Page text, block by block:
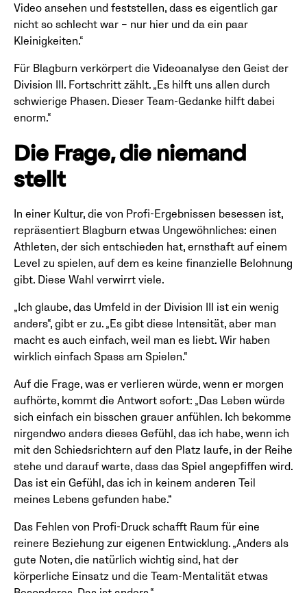
Video ansehen und feststellen, dass es eigentlich gar
nicht so schlecht war – nur hier und da ein paar
Kleinigkeiten.“
Für Blagburn verkörpert die Videoanalyse den Geist der
Division III. Fortschritt zählt. „Es hilft uns allen durch
schwierige Phasen. Dieser Team-Gedanke hilft dabei
enorm.“
Die Frage, die niemand
stellt
In einer Kultur, die von Profi-Ergebnissen besessen ist,
repräsentiert Blagburn etwas Ungewöhnliches: einen
Athleten, der sich entschieden hat, ernsthaft auf einem
Level zu spielen, auf dem es keine finanzielle Belohnung
gibt. Diese Wahl verwirrt viele.
„Ich glaube, das Umfeld in der Division III ist ein wenig
anders“, gibt er zu. „Es gibt diese Intensität, aber man
macht es auch einfach, weil man es liebt. Wir haben
wirklich einfach Spass am Spielen.“
Auf die Frage, was er verlieren würde, wenn er morgen
aufhörte, kommt die Antwort sofort: „Das Leben würde
sich einfach ein bisschen grauer anfühlen. Ich bekomme
nirgendwo anders dieses Gefühl, das ich habe, wenn ich
mit den Schiedsrichtern auf den Platz laufe, in der Reihe
stehe und darauf warte, dass das Spiel angepfiffen wird.
Das ist ein Gefühl, das ich in keinem anderen Teil
meines Lebens gefunden habe.“
Das Fehlen von Profi-Druck schafft Raum für eine
reinere Beziehung zur eigenen Entwicklung. „Anders als
gute Noten, die natürlich wichtig sind, hat der
körperliche Einsatz und die Team-Mentalität etwas